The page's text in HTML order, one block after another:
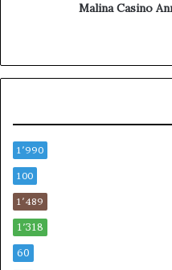
Malina Casino
1٬990
100
1٬489
1٬318
60